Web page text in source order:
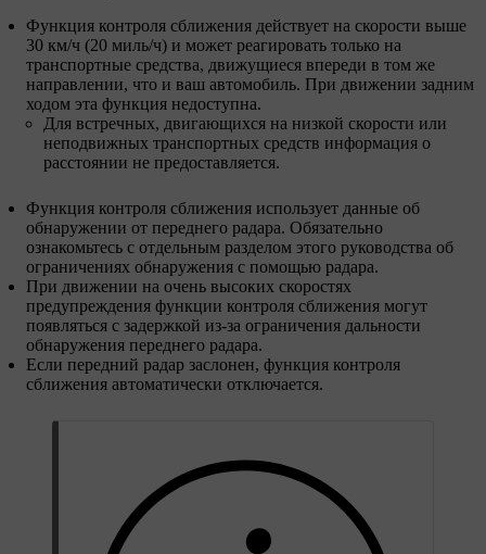
Функция контроля сближения действует на скорости выше
30 км/ч (20 миль/ч) и может реагировать только на
транспортные средства, движущиеся впереди в том же
направлении, что и ваш автомобиль. При движении задним
ходом эта функция недоступна.
Для встречных, двигающихся на низкой скорости или
неподвижных транспортных средств информация о
расстоянии не предоставляется.
Функция контроля сближения использует данные об
обнаружении от переднего радара. Обязательно
ознакомьтесь с отдельным разделом этого руководства об
ограничениях обнаружения с помощью радара.
При движении на очень высоких скоростях
предупреждения функции контроля сближения могут
появляться с задержкой из-за ограничения дальности
обнаружения переднего радара.
Если передний радар заслонен, функция контроля
сближения автоматически отключается.